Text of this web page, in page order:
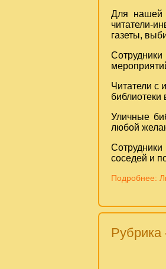
Для нашей
читатели-
газеты,
Читатели с
библиотеки
Уличные
любой
соседей и
Подробнее:
Рубрика